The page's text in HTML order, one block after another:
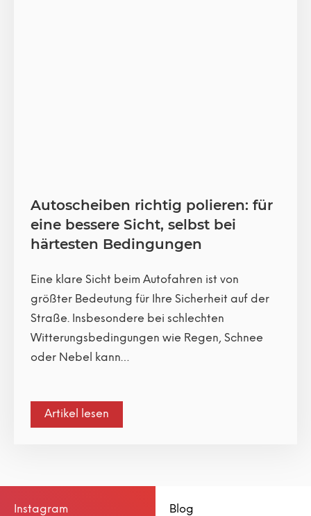
Autoscheiben richtig polieren: für
eine bessere Sicht, selbst bei
härtesten Bedingungen
Eine klare Sicht beim Autofahren ist von
größter Bedeutung für Ihre Sicherheit auf der
Straße. Insbesondere bei schlechten
Witterungsbedingungen wie Regen, Schnee
oder Nebel kann…
Artikel lesen
Instagram Blog